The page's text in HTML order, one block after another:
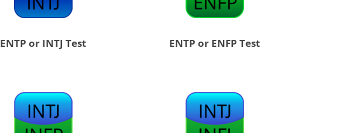
ENTP or INTJ Test ENTP or ENFP Test